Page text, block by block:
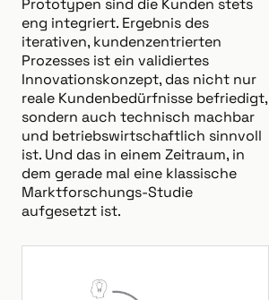
Prototypen sind die Kunden stets
eng integriert. Ergebnis des
iterativen, kundenzentrierten
Prozesses ist ein validiertes
Innovationskonzept, das nicht nur
reale Kundenbedürfnisse befriedigt,
sondern auch technisch machbar
und betriebswirtschaftlich sinnvoll
ist. Und das in einem Zeitraum, in
dem gerade mal eine klassische
Marktforschungs-Studie
aufgesetzt ist.